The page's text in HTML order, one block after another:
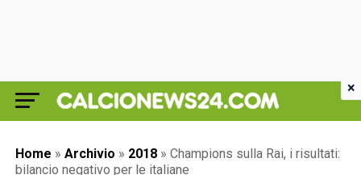
Home » Archivio » 2018 » Champions sulla Rai, i risultati:
bilancio negativo per le italiane
×